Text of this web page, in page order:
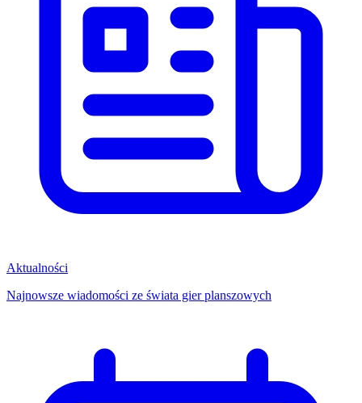
Aktualności
Najnowsze wiadomości ze świata gier planszowych